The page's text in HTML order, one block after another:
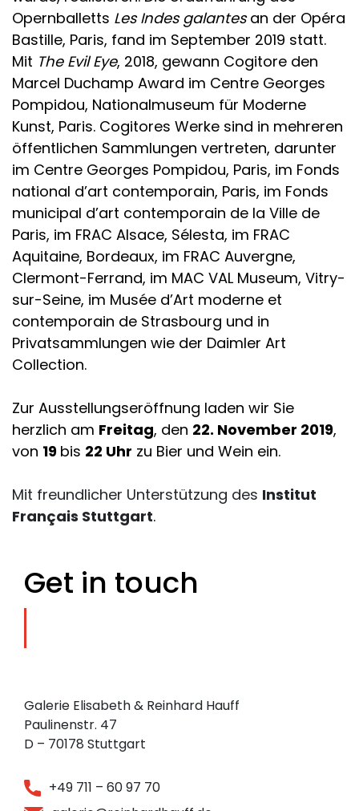
Opernballetts Les Indes galantesan der Opéra
Bastille, Paris, fand im September 2019 statt.
Mit The Evil Eye, 2018, gewann Cogitore den
Marcel Duchamp Award im Centre Georges
Pompidou, Nationalmuseum für Moderne
Kunst, Paris. Cogitores Werke sind in mehreren
öffentlichen Sammlungen vertreten, darunter
im Centre Georges Pompidou, Paris, im Fonds
national d’art contemporain, Paris, im Fonds
municipal d’art contemporain de la Ville de
Paris, im FRAC Alsace, Sélesta, im FRAC
Aquitaine, Bordeaux, im FRAC Auvergne,
Clermont-Ferrand, im MAC VAL Museum, Vitry-
sur-Seine, im Musée d’Art moderne et
contemporain de Strasbourg und in
Privatsammlungen wie der Daimler Art
Collection.
Zur Ausstellungseröffnung laden wir Sie
herzlich am Freitag, den 22. November 2019,
von 19 bis 22 Uhr zu Bier und Wein ein.
Mit freundlicher Unterstützung des Institut
Français Stuttgart.
Get in touch
Galerie Elisabeth & Reinhard Hauff
Paulinenstr. 47
D – 70178 Stuttgart
+49 711 – 60 97 70